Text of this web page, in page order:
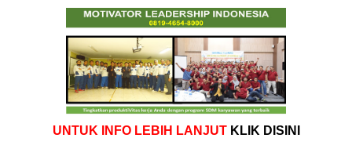
UNTUK INFO LEBIH LANJUT KLIK DISINI